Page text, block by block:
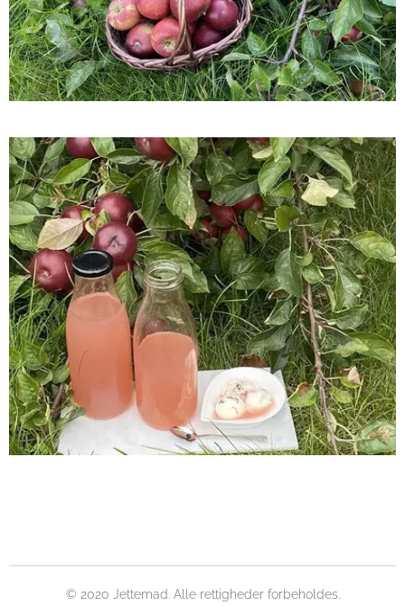
© 2020 Jettemad. Alle rettigheder forbeholdes.